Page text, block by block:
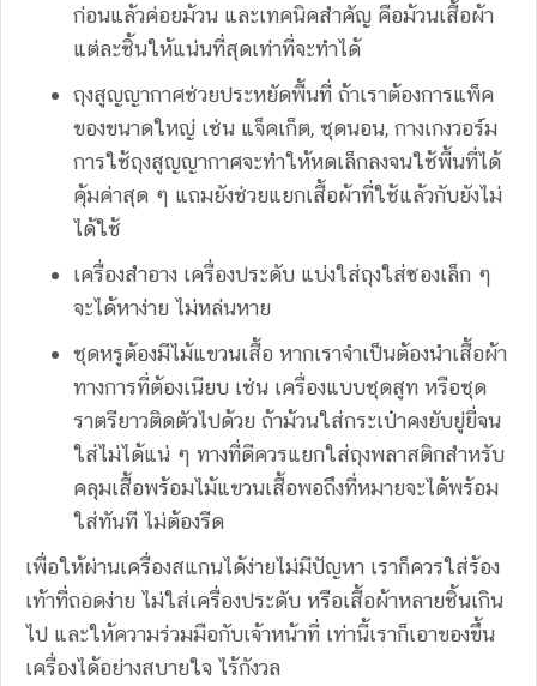
ก่อนแล้วค่อยม้วน และเทคนิคสำคัญ คือม้วนเสื้อผ้า
แต่ละชิ้นให้แน่นที่สุดเท่าที่จะทำได้
ถุงสูญญากาศช่วยประหยัดพื้นที่ ถ้าเราต้องการแพ็ค
ของขนาดใหญ่ เช่น แจ็คเก็ต, ชุดนอน, กางเกงวอร์ม
การใช้ถุงสูญญากาศจะทำให้หดเล็กลงจนใช้พื้นที่ได้
คุ้มค่าสุด ๆ แถมยังช่วยแยกเสื้อผ้าที่ใช้แล้วกับยังไม่
ได้ใช้
เครื่องสำอาง เครื่องประดับ แบ่งใส่ถุงใส่ซองเล็ก ๆ
จะได้หาง่าย ไม่หล่นหาย
ชุดหรูต้องมีไม้แขวนเสื้อ หากเราจำเป็นต้องนำเสื้อผ้า
ทางการที่ต้องเนียบ เช่น เครื่องแบบชุดสูท หรือชุด
ราตรียาวติดตัวไปด้วย ถ้าม้วนใส่กระเป๋าคงยับยู่ยี่จน
ใส่ไม่ได้แน่ ๆ ทางที่ดีควรแยกใส่ถุงพลาสติกสำหรับ
คลุมเสื้อพร้อมไม้แขวนเสื้อพอถึงที่หมายจะได้พร้อม
ใส่ทันที ไม่ต้องรีด
เพื่อให้ผ่านเครื่องสแกนได้ง่ายไม่มีปัญหา เราก็ควรใส่ร้อง
เท้าที่ถอดง่าย ไม่ใส่เครื่องประดับ หรือเสื้อผ้าหลายชิ้นเกิน
ไป และให้ความร่วมมือกับเจ้าหน้าที่ เท่านี้เราก็เอาของขึ้น
เครื่องได้อย่างสบายใจ ไร้กังวล